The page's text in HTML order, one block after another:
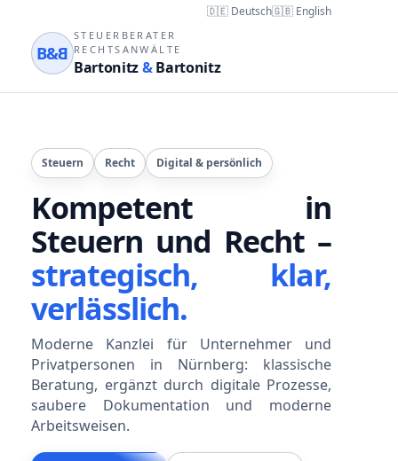
🇩🇪 Deutsch🇬🇧 English
B&B
STEUERBERATER
RECHTSANWÄLTE
Bartonitz&Bartonitz
Steuern Recht Digital & persönlich
Kompetent in
Steuern und Recht –
strategisch, klar,
verlässlich.
Moderne Kanzlei für Unternehmer und
Privatpersonen in Nürnberg: klassische
Beratung, ergänzt durch digitale Prozesse,
saubere Dokumentation und moderne
Arbeitsweisen.